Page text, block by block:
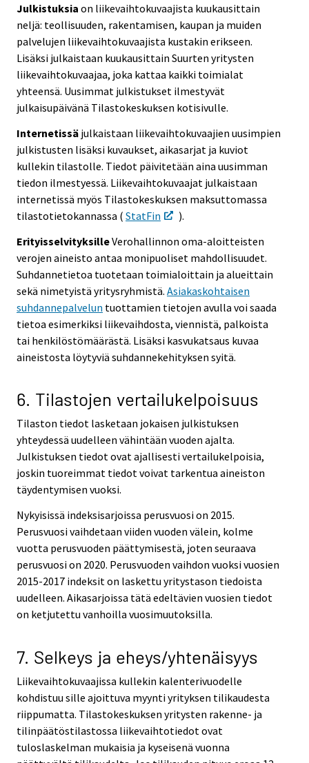
Julkistuksia on liikevaihtokuvaajista kuukausittain
neljä: teollisuuden, rakentamisen, kaupan ja muiden
palvelujen liikevaihtokuvaajista kustakin erikseen.
Lisäksi julkaistaan kuukausittain Suurten yritysten
liikevaihtokuvaajaa, joka kattaa kaikki toimialat
yhteensä. Uusimmat julkistukset ilmestyvät
julkaisupäivänä Tilastokeskuksen kotisivulle.
Internetissä julkaistaan liikevaihtokuvaajien uusimpien
julkistusten lisäksi kuvaukset, aikasarjat ja kuviot
kullekin tilastolle. Tiedot päivitetään aina uusimman
tiedon ilmestyessä. Liikevaihtokuvaajat julkaistaan
internetissä myös Tilastokeskuksen maksuttomassa
tilastotietokannassa ( StatFin
).
ErityisselvityksilleVerohallinnon oma-aloitteisten
verojen aineisto antaa monipuoliset mahdollisuudet.
Suhdannetietoa tuotetaan toimialoittain ja alueittain
sekä nimetyistä yritysryhmistä. Asiakaskohtaisen
suhdannepalvelun tuottamien tietojen avulla voi saada
tietoa esimerkiksi liikevaihdosta, viennistä, palkoista
tai henkilöstömäärästä. Lisäksi kasvukatsaus kuvaa
aineistosta löytyviä suhdannekehityksen syitä.
6. Tilastojen vertailukelpoisuus
Tilaston tiedot lasketaan jokaisen julkistuksen
yhteydessä uudelleen vähintään vuoden ajalta.
Julkistuksen tiedot ovat ajallisesti vertailukelpoisia,
joskin tuoreimmat tiedot voivat tarkentua aineiston
täydentymisen vuoksi.
Nykyisissä indeksisarjoissa perusvuosi on 2015.
Perusvuosi vaihdetaan viiden vuoden välein, kolme
vuotta perusvuoden päättymisestä, joten seuraava
perusvuosi on 2020. Perusvuoden vaihdon vuoksi vuosien
2015-2017 indeksit on laskettu yritystason tiedoista
uudelleen. Aikasarjoissa tätä edeltävien vuosien tiedot
on ketjutettu vanhoilla vuosimuutoksilla.
7. Selkeys ja eheys/yhtenäisyys
Liikevaihtokuvaajissa kullekin kalenterivuodelle
kohdistuu sille ajoittuva myynti yrityksen tilikaudesta
riippumatta. Tilastokeskuksen yritysten rakenne- ja
tilinpäätöstilastossa liikevaihtotiedot ovat
tuloslaskelman mukaisia ja kyseisenä vuonna